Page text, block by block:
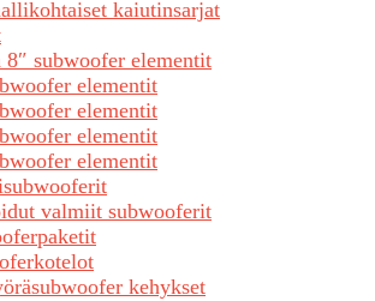
kaiutinsarjat
8″ subwoofer elementit
elementit
elementit
elementit
elementit
valmiit subwooferit
kehykset